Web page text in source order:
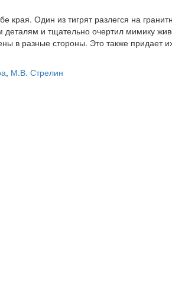
Один из тигрят разлегся на
и тщательно очертил мимику
в разные стороны. Это также придает
, М.В. Стрелин